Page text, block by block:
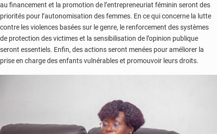
au financement et la promotion de l’entrepreneuriat féminin seront des
priorités pour l’autonomisation des femmes. En ce qui concerne la lutte
contre les violences basées sur le genre, le renforcement des systèmes
de protection des victimes et la sensibilisation de l’opinion publique
seront essentiels. Enfin, des actions seront menées pour améliorer la
prise en charge des enfants vulnérables et promouvoir leurs droits.